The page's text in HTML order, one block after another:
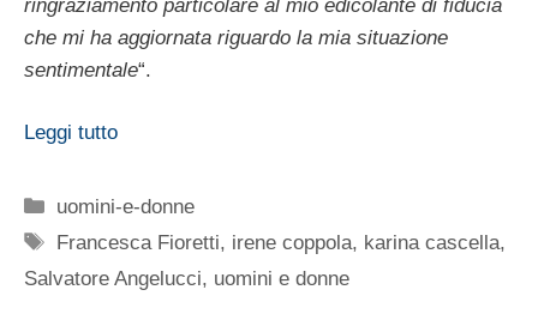
ringraziamento particolare al mio edicolante di fiducia
che mi ha aggiornata riguardo la mia situazione
sentimentale“.
Leggi tutto
Categorie
uomini-e-donne
Tag
Francesca Fioretti, irene coppola, karina cascella,
Salvatore Angelucci, uomini e donne